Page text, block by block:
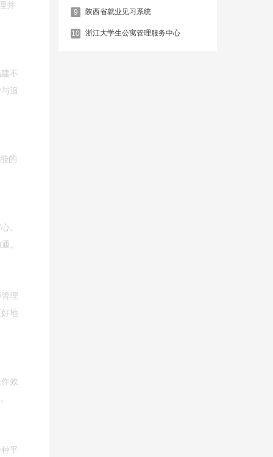
9 陕西省就业见习系统
10 浙江大学生公寓管理服务中心
并
不
追
的
。
。
理
地
效
平